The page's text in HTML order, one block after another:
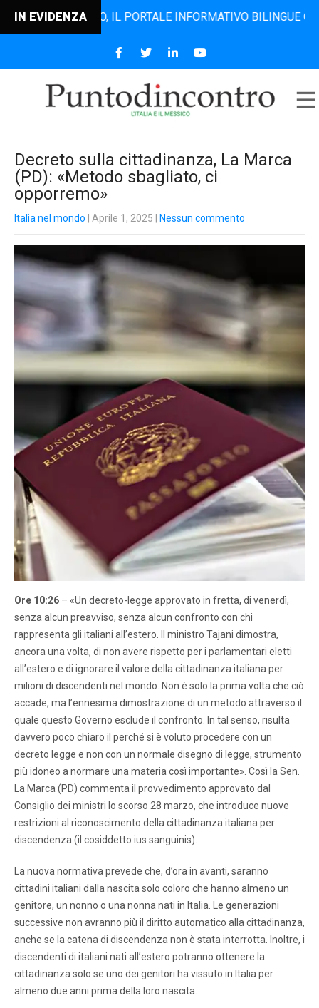
IN EVIDENZAIL PORTALE INFORMATIVO BILINGUE CHE
Decreto sulla cittadinanza, La Marca
(PD): «Metodo sbagliato, ci
opporremo»
Italia nel mondo | Aprile 1, 2025 Nessun commento
Ore 10:26 – «Un decreto-legge approvato in fretta, di venerdì,
senza alcun preavviso, senza alcun confronto con chi
rappresenta gli italiani all’estero. Il ministro Tajani dimostra,
ancora una volta, di non avere rispetto per i parlamentari eletti
all’estero e di ignorare il valore della cittadinanza italiana per
milioni di discendenti nel mondo. Non è solo la prima volta che ciò
accade, ma l’ennesima dimostrazione di un metodo attraverso il
quale questo Governo esclude il confronto. In tal senso, risulta
davvero poco chiaro il perché si è voluto procedere con un
decreto legge e non con un normale disegno di legge, strumento
più idoneo a normare una materia così importante». Così la Sen.
La Marca (PD) commenta il provvedimento approvato dal
Consiglio dei ministri lo scorso 28 marzo, che introduce nuove
restrizioni al riconoscimento della cittadinanza italiana per
discendenza (il cosiddetto ius sanguinis).
La nuova normativa prevede che, d’ora in avanti, saranno
cittadini italiani dalla nascita solo coloro che hanno almeno un
genitore, un nonno o una nonna nati in Italia. Le generazioni
successive non avranno più il diritto automatico alla cittadinanza,
anche se la catena di discendenza non è stata interrotta. Inoltre, i
discendenti di italiani nati all’estero potranno ottenere la
cittadinanza solo se uno dei genitori ha vissuto in Italia per
almeno due anni prima della loro nascita.